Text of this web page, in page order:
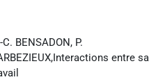
C. BENSADON, P.
entre